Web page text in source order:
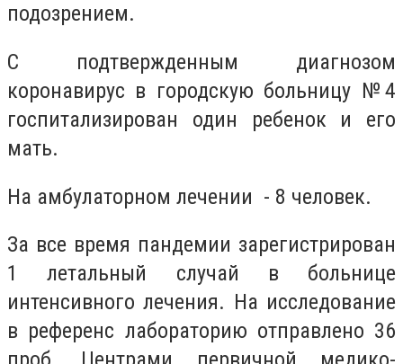
подозрением.
С подтвержденным диагнозом
коронавирус в городскую больницу №4
госпитализирован один ребенок и его
мать.
На амбулаторном лечении - 8 человек.
За все время пандемии зарегистрирован
1 летальный случай в больнице
интенсивного лечения. На исследование
в референс лабораторию отправлено 36